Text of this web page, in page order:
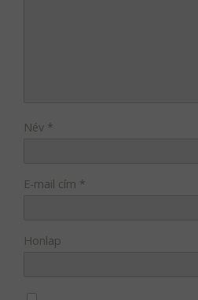
Név *
E-mail cím *
Honlap